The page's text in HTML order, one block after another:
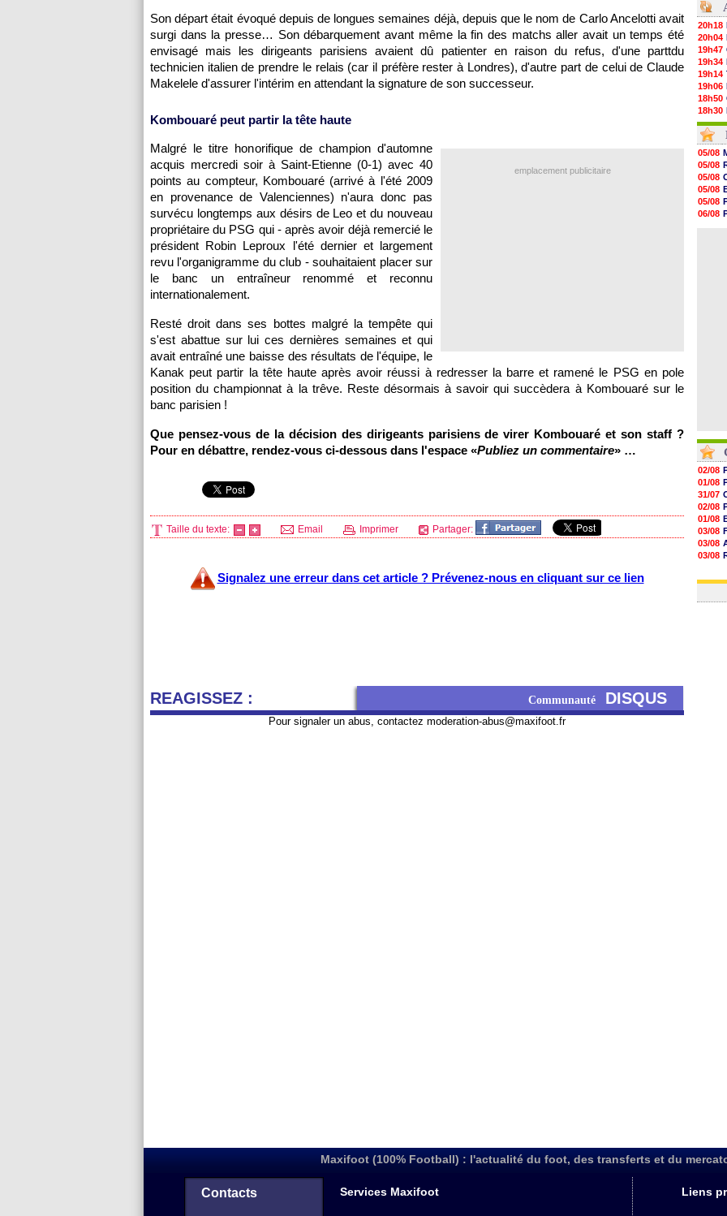
Son départ était évoqué depuis de longues semaines déjà, depuis que le nom de Carlo Ancelotti avait
surgi dans la presse… Son débarquement avant même la fin des matchs aller avait un temps été
envisagé mais les dirigeants parisiens avaient dû patienter en raison du refus, d'une parttdu
technicien italien de prendre le relais (car il préfère rester à Londres), d'autre part de celui de Claude
Makelele d'assurer l'intérim en attendant la signature de son successeur.
Kombouaré peut partir la tête haute
emplacement publicitaire
Malgré le titre honorifique de champion d'automne
acquis mercredi soir à Saint-Etienne (0-1) avec 40
points au compteur, Kombouaré (arrivé à l'été 2009
en provenance de Valenciennes) n'aura donc pas
survécu longtemps aux désirs de Leo et du nouveau
propriétaire du PSG qui - après avoir déjà remercié le
président Robin Leproux l'été dernier et largement
revu l'organigramme du club - souhaitaient placer sur
le banc un entraîneur renommé et reconnu
internationalement.
Resté droit dans ses bottes malgré la tempête qui
s'est abattue sur lui ces dernières semaines et qui
avait entraîné une baisse des résultats de l'équipe, le
Kanak peut partir la tête haute après avoir réussi à redresser la barre et ramené le PSG en pole
position du championnat à la trêve. Reste désormais à savoir qui succèdera à Kombouaré sur le
banc parisien !
Que pensez-vous de la décision des dirigeants parisiens de virer Kombouaré et son staff ?
Pour en débattre, rendez-vous ci-dessous dans l'espace «Publiez un commentaire» …
Taille du texte: Email Imprimer Partager:
Signalez une erreur dans cet article ? Prévenez-nous en cliquant sur ce lien
REAGISSEZ : Communauté DISQUS
Pour signaler un abus, contactez moderation-abus@maxifoot.fr
20h18
20h04
19h47
19h34
19h14
19h06
18h50
18h30
18h20
17h58
17h47
17h34
17h22
17h10
16h59
16h53
16h45
05/08
05/08
05/08
05/08
05/08
06/08
02/08
01/08
31/07
02/08
01/08
03/08
03/08
03/08
31/07
Maxifoot (100% Football) : l'actualité du foot, des transferts et du
Contacts Services Maxifoot Liens